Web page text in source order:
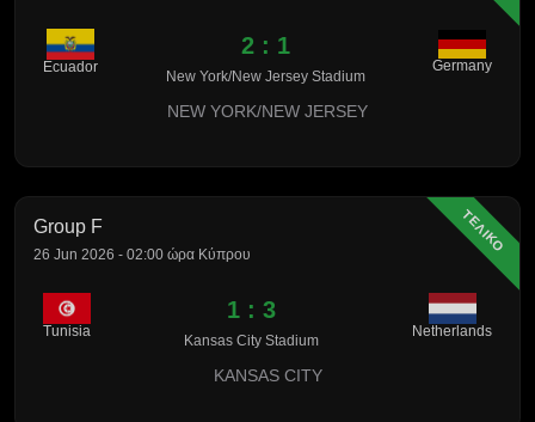
Ecuador
2 : 1
New York/New Jersey Stadium
Germany
NEW YORK/NEW JERSEY
ΤΕΛΙΚΟ
Group F
26 Jun 2026 - 02:00 ώρα Κύπρου
Tunisia
1 : 3
Kansas City Stadium
Netherlands
KANSAS CITY